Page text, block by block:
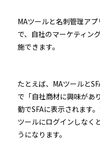
MAツールと名刺管理ア
で、自社のマーケティン
施できます。
たとえば、MAツールと
で「自社商材に興味があ
動でSFAに表示されます
ツールにログインしなく
うになります。